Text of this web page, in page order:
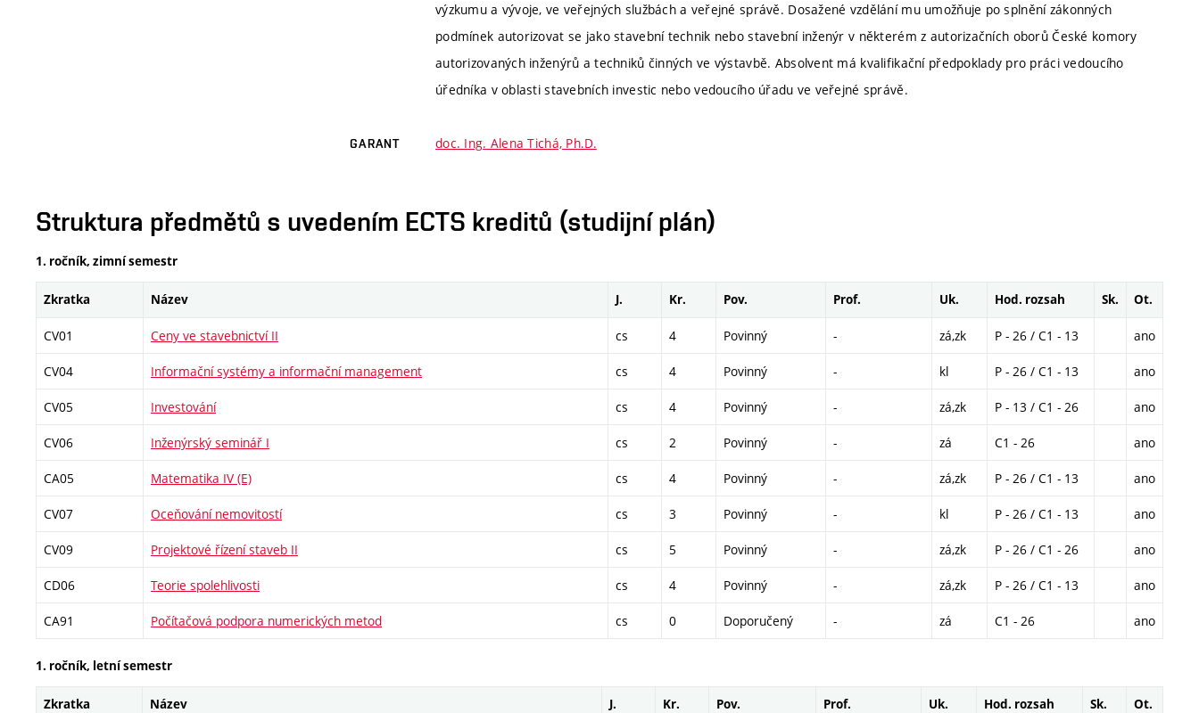
výzkumu a vývoje, ve veřejných službách a veřejné správě. Dosažené vzdělání mu umožňuje po splnění zákonných
podmínek autorizovat se jako stavební technik nebo stavební inženýr v některém z autorizačních oborů České komory
autorizovaných inženýrů a techniků činných ve výstavbě. Absolvent má kvalifikační předpoklady pro práci vedoucího
úředníka v oblasti stavebních investic nebo vedoucího úřadu ve veřejné správě.
GARANT doc. Ing. Alena Tichá, Ph.D.
Struktura předmětů s uvedením ECTS kreditů (studijní plán)
1. ročník, zimní semestr
Zkratka Název J. Kr. Pov. Prof. Uk. Hod. rozsah Sk. Ot.
CV01 Ceny ve stavebnictví II cs 4 Povinný - zá,zk P - 26 / C1 - 13 ano
CV04 Informační systémy a informační management cs 4 Povinný - kl P - 26 / C1 - 13 ano
CV05 Investování cs 4 Povinný - zá,zk P - 13 / C1 - 26 ano
CV06 Inženýrský seminář I cs 2 Povinný - zá C1 - 26 ano
CA05 Matematika IV (E) cs 4 Povinný - zá,zk P - 26 / C1 - 13 ano
CV07 Oceňování nemovitostí cs 3 Povinný - kl P - 26 / C1 - 13 ano
CV09 Projektové řízení staveb II cs 5 Povinný - zá,zk P - 26 / C1 - 26 ano
CD06 Teorie spolehlivosti cs 4 Povinný - zá,zk P - 26 / C1 - 13 ano
CA91 Počítačová podpora numerických metod cs 0 Doporučený - zá C1 - 26 ano
1. ročník, letní semestr
Zkratka Název J. Kr. Pov. Prof. Uk. Hod. rozsah Sk. Ot.